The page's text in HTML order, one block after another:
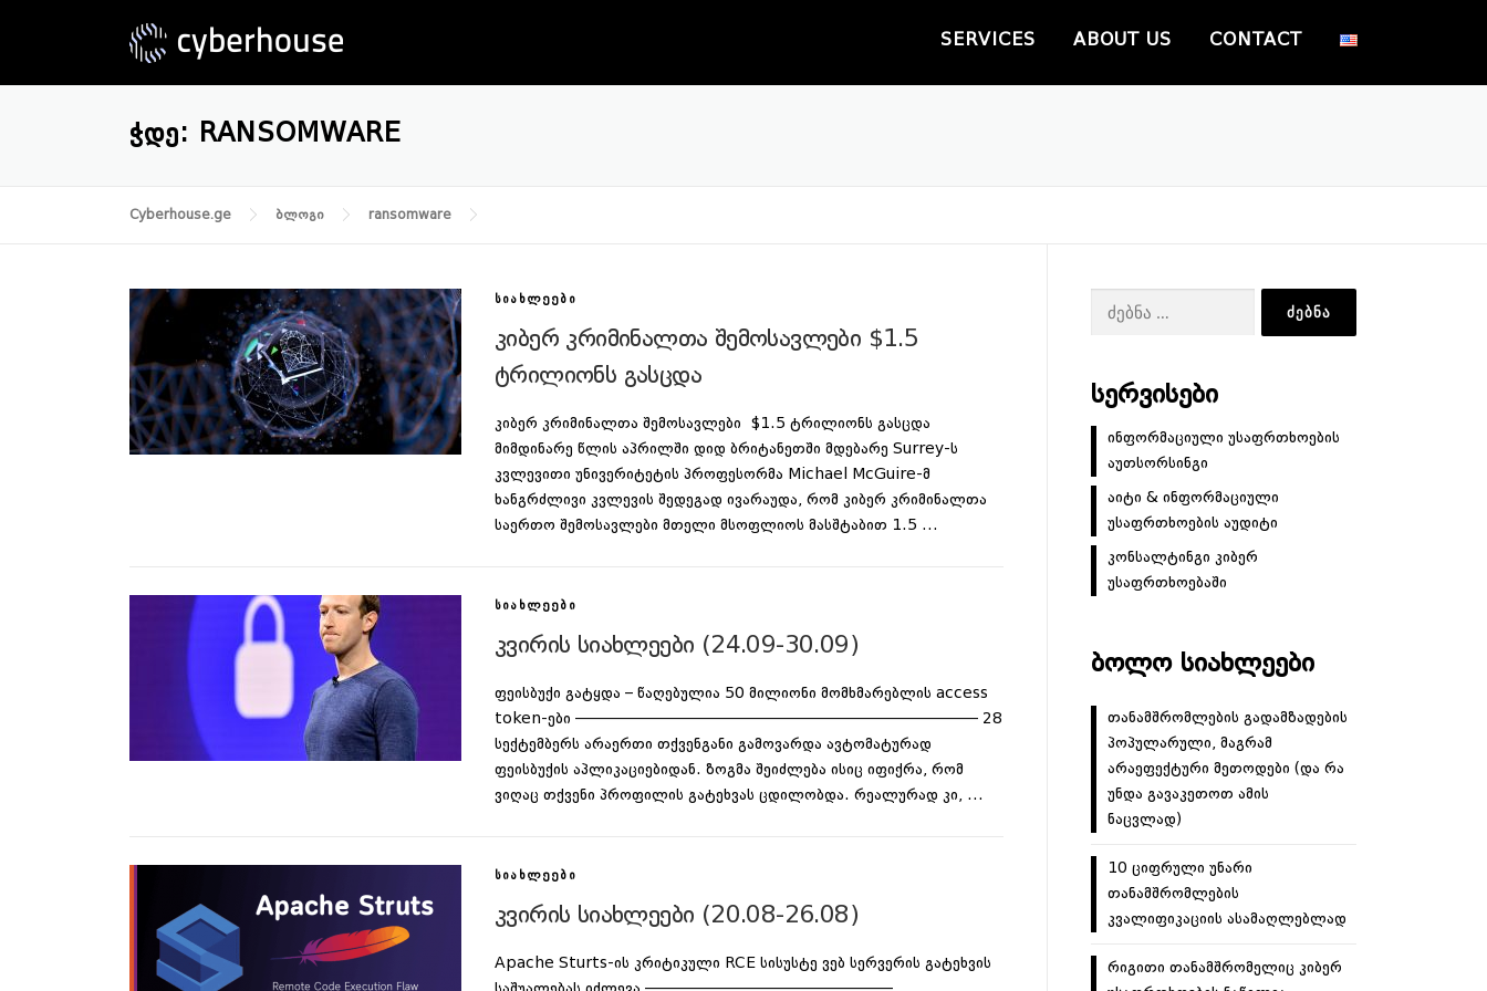
SERVICES ABOUT US CONTACT
ᲭᲓᲔ: RANSOMWARE
Cyberhouse.ge ბლოგი ransomware
ᲡᲘᲐᲮᲚᲔᲔᲑᲘ
კიბერ კრიმინალთა შემოსავლები $1.5
ტრილიონს გასცდა
კიბერ კრიმინალთა შემოსავლები $1.5 ტრილიონს გასცდა
მიმდინარე წლის აპრილში დიდ ბრიტანეთში მდებარე Surrey-ს
კვლევითი უნივერიტეტის პროფესორმა Michael McGuire-მ
ხანგრძლივი კვლევის შედეგად ივარაუდა, რომ კიბერ კრიმინალთა
საერთო შემოსავლები მთელი მსოფლიოს მასშტაბით 1.5 …
ᲡᲘᲐᲮᲚᲔᲔᲑᲘ
კვირის სიახლეები (24.09-30.09)
ფეისბუქი გატყდა – წაღებულია 50 მილიონი მომხმარებლის access
token-ები —————————————————————————— 28
სექტემბერს არაერთი თქვენგანი გამოვარდა ავტომატურად
ფეისბუქის აპლიკაციებიდან. ზოგმა შეიძლება ისიც იფიქრა, რომ
ვიღაც თქვენი პროფილის გატეხვას ცდილობდა. რეალურად კი, …
ᲡᲘᲐᲮᲚᲔᲔᲑᲘ
კვირის სიახლეები (20.08-26.08)
Apache Sturts-ის კრიტიკული RCE სისუსტე ვებ სერვერის გატეხვის
ძებნა:
ᲡᲔᲠᲕᲘᲡᲔᲑᲘ
ინფორმაციული უსაფრთხოების
აუთსორსინგი
აიტი & ინფორმაციული
უსაფრთხოების აუდიტი
კონსალტინგი კიბერ
უსაფრთხოებაში
ᲑᲝᲚᲝ ᲡᲘᲐᲮᲚᲔᲔᲑᲘ
თანამშრომლების გადამზადების
პოპულარული, მაგრამ
არაეფექტური მეთოდები (და რა
უნდა გავაკეთოთ ამის
ნაცვლად)
10 ციფრული უნარი
თანამშრომლების
კვალიფიკაციის ასამაღლებლად
რიგითი თანამშრომელიც კიბერ